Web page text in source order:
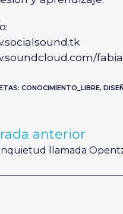
CONOCIMIENTO_LIBRE,
anterior
llamada